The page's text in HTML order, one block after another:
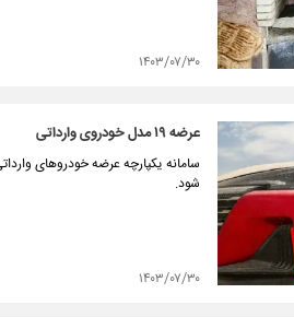
۱۴۰۳/۰۷/۳۰
عرضه ۱۹ مدل خودروی وارداتی
شود.
۱۴۰۳/۰۷/۳۰